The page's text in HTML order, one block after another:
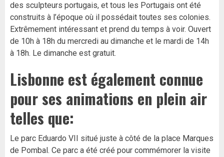
des sculpteurs portugais, et tous les Portugais ont été
construits à l’époque où il possédait toutes ses colonies.
Extrêmement intéressant et prend du temps à voir. Ouvert
de 10h à 18h du mercredi au dimanche et le mardi de 14h
à 18h. Le dimanche est gratuit.
Lisbonne est également connue
pour ses animations en plein air
telles que:
Le parc Eduardo VII situé juste à côté de la place Marques
de Pombal. Ce parc a été créé pour commémorer la visite